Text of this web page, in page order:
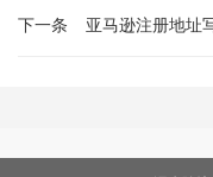
亚马逊注册地址
下一条